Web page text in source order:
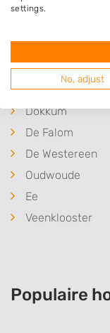
Westergeest
Broeksterwâld
Kollumerzwaag
Dokkum
De Falom
De Westereen
Oudwoude
Ee
Veenklooster
Populaire
settings.
No, adjust